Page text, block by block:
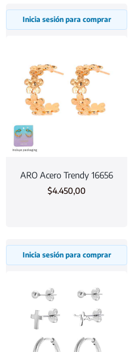
Inicia sesión para comprar
ARO Acero Trendy 16656
$4.450,00
Inicia sesión para comprar